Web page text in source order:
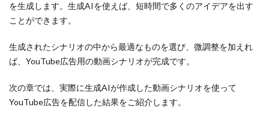
を生成します。生成AIを使えば、短時間で多くのアイデアを出す
ことができます。
生成されたシナリオの中から最適なものを選び、微調整を加えれ
ば、YouTube広告用の動画シナリオが完成です。
次の章では、実際に生成AIが作成した動画シナリオを使って
YouTube広告を配信した結果をご紹介します。